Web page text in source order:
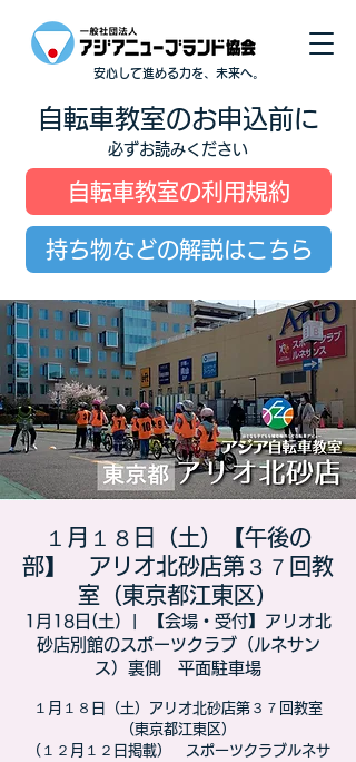
安心して進める力を、未来へ。
自転車教室のお申込前に
必ずお読みください
自転車教室の利用規約
持ち物などの解説はこちら
１月１８日（土）【午後の
部】 アリオ北砂店第３７回教
室（東京都江東区）
1月18日(土)
【会場・受付】アリオ北
砂店別館のスポーツクラブ（ルネサン
ス）裏側 平面駐車場
１月１８日（土）アリオ北砂店第３７回教室
（東京都江東区）​
（１２月１２日掲載） スポーツクラブルネサ